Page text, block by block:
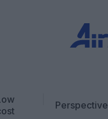
Perspective